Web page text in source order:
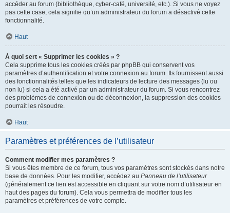
accéder au forum (bibliothèque, cyber-café, université, etc.). Si vous ne voyez
pas cette case, cela signifie qu’un administrateur du forum a désactivé cette
fonctionnalité.
Haut
À quoi sert « Supprimer les cookies » ?
Cela supprime tous les cookies créés par phpBB qui conservent vos
paramètres d’authentification et votre connexion au forum. Ils fournissent aussi
des fonctionnalités telles que les indicateurs de lecture des messages (lu ou
non lu) si cela a été activé par un administrateur du forum. Si vous rencontrez
des problèmes de connexion ou de déconnexion, la suppression des cookies
pourrait les résoudre.
Haut
Paramètres et préférences de l’utilisateur
Comment modifier mes paramètres ?
Si vous êtes membre de ce forum, tous vos paramètres sont stockés dans notre
base de données. Pour les modifier, accédez au Panneau de l’utilisateur
(généralement ce lien est accessible en cliquant sur votre nom d’utilisateur en
haut des pages du forum). Cela vous permettra de modifier tous les
paramètres et préférences de votre compte.